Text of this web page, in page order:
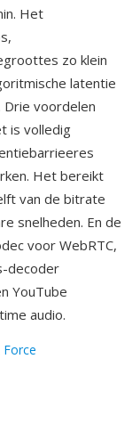
Het
zo klein
latentie
Drie voordelen
is volledig
Het bereikt
van de bitrate
snelheden. En de
voor WebRTC,
decoder
YouTube
audio.